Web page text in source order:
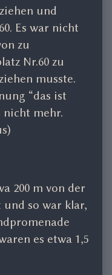
und
Es war nicht
zu
Nr.60 zu
musste.
“das ist
nicht mehr.
200 m von der
so war klar,
es etwa 1,5